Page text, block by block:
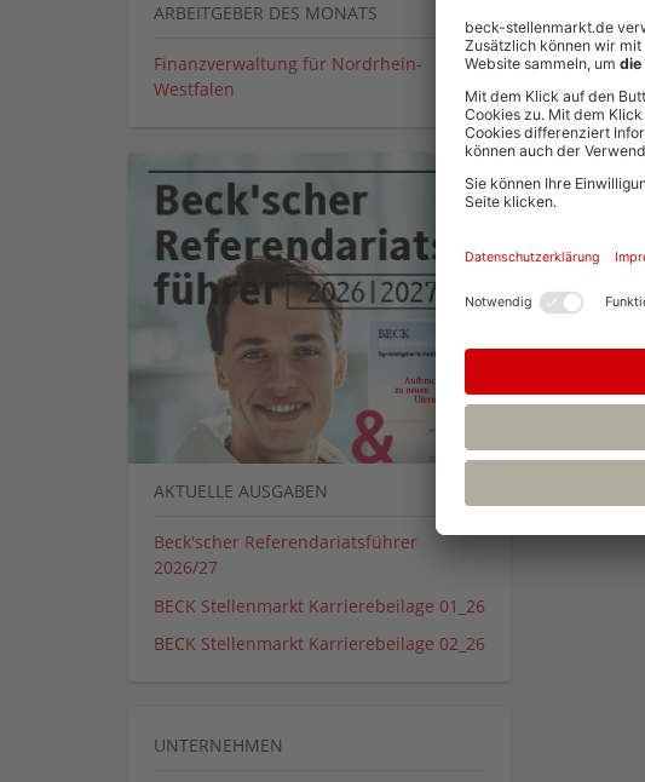
ARBEITGEBER DES MONATS
Finanzverwaltung für Nordrhein-
Westfalen
AKTUELLE AUSGABEN
Beck'scher Referendariatsführer
2026/27
BECK Stellenmarkt Karrierebeilage 01_26
BECK Stellenmarkt Karrierebeilage 02_26
UNTERNEHMEN